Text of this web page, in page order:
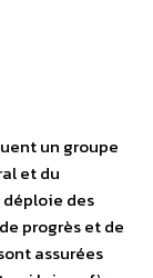
un groupe
et du
des
progrès et de
assurées